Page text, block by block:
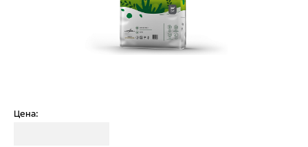
Цена: